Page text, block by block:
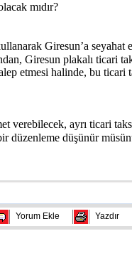
mıdır?
Giresun’a seyahat
Giresun plakalı ticari
etmesi halinde, bu
verebilecek, ayrı ticari
düzenleme düşünür
Yorum Ekle Yazdır